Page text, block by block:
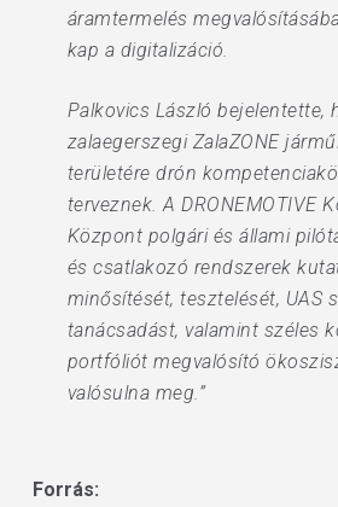
áramtermelés
kap a digitalizáció.
Palkovics László bejelentette,
zalaegerszegi ZalaZONE
területére drón
terveznek. A DRONEMOTIVE
Központ polgári és állami
és csatlakozó rendszerek
minősítését, tesztelését, UAS
tanácsadást, valamint széles
portfóliót megvalósító
valósulna meg.”
Forrás: